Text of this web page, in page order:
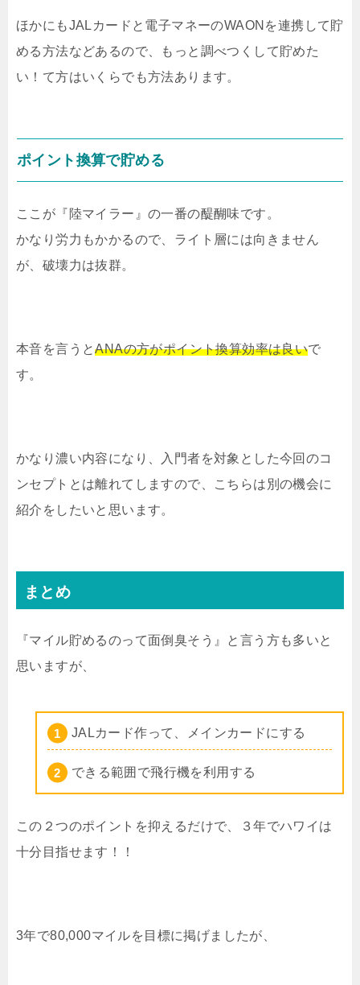
ほかにもJALカードと電子マネーのWAONを連携して貯
める方法などあるので、もっと調べつくして貯めた
い！て方はいくらでも方法あります。
ポイント換算で貯める
ここが『陸マイラー』の一番の醍醐味です。
かなり労力もかかるので、ライト層には向きません
が、破壊力は抜群。
本音を言うとANAの方がポイント換算効率は良いで
す。
かなり濃い内容になり、入門者を対象とした今回のコ
ンセプトとは離れてしますので、こちらは別の機会に
紹介をしたいと思います。
まとめ
『マイル貯めるのって面倒臭そう』と言う方も多いと
思いますが、
JALカード作って、メインカードにする
できる範囲で飛行機を利用する
この２つのポイントを抑えるだけで、３年でハワイは
十分目指せます！！
3年で80,000マイルを目標に掲げましたが、